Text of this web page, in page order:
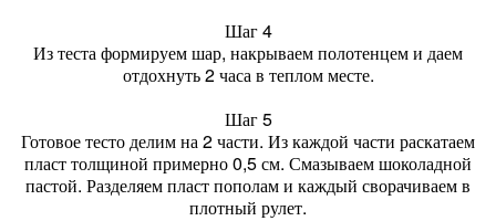
Шаг 4
Из теста формируем шар, накрываем полотенцем и даем
отдохнуть 2 часа в теплом месте.
Шаг 5
Готовое тесто делим на 2 части. Из каждой части раскатаем
пласт толщиной примерно 0,5 см. Смазываем шоколадной
пастой. Разделяем пласт пополам и каждый сворачиваем в
плотный рулет.